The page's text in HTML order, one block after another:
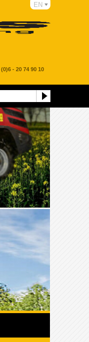
(0)6 - 20 74 90 10
EN